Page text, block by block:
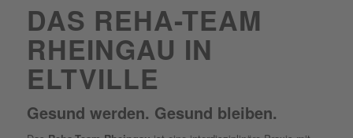
DAS REHA-TEAM
RHEINGAU IN
ELTVILLE
Gesund werden. Gesund bleiben.